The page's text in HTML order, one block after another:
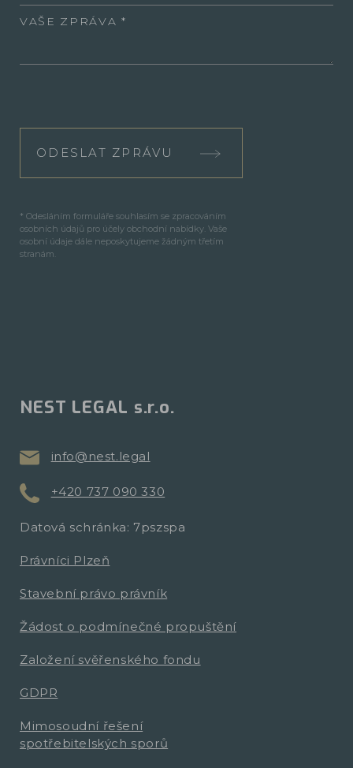
VAŠE ZPRÁVA
ODESLAT ZPRÁVU
* Odesláním formuláře souhlasím se zpracováním
osobních údajů pro účely obchodní nabídky. Vaše
osobní údaje dále neposkytujeme žádným třetím
stranám.
NEST LEGAL s.r.o.
info@nest.legal
+420 737 090 330
Datová schránka: 7pszspa
Právníci Plzeň
Stavební právo právník
Žádost o podmínečné propuštění
Založení svěřenského fondu
GDPR
Mimosoudní řešení
spotřebitelských sporů